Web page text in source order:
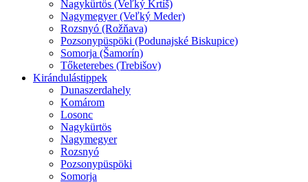
Nagykürtös (Veľký Krtíš)
Nagymegyer (Veľký Meder)
Rozsnyó (Rožňava)
Pozsonypüspöki (Podunajské Biskupice)
Somorja (Šamorín)
Tőketerebes (Trebišov)
Kirándulástippek
Dunaszerdahely
Komárom
Losonc
Nagykürtös
Nagymegyer
Rozsnyó
Pozsonypüspöki
Somorja